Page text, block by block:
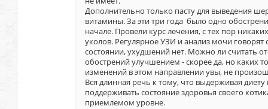
Дополнительно только пасту для выведения
витамины. За эти три года было одно
начале. Провели курс лечения, с тех пор
уколов. Регулярное УЗИ и анализ мочи говорят
состоянии, ухудшений нет. Можно ли считать
обострений улучшением - скорее да, но каких
изменений в этом направлении увы, не
Вся длинная речь к тому, что выдерживая
поддерживать состояние здоровья своего
приемлемом уровне.